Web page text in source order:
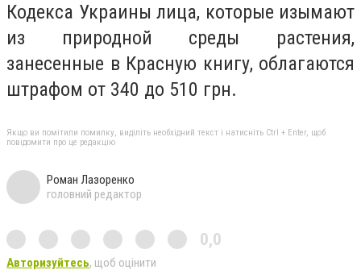
Кодекса Украины лица, которые изымают
из природной среды растения,
занесенные в Красную книгу, облагаются
штрафом от 340 до 510 грн.
Якщо ви помітили помилку, виділіть необхідний текст і натисніть Ctrl + Enter, щоб
повідомити про це редакцію
Роман Лазоренко
головний редактор
0,0
Авторизуйтесь, щоб оцінити